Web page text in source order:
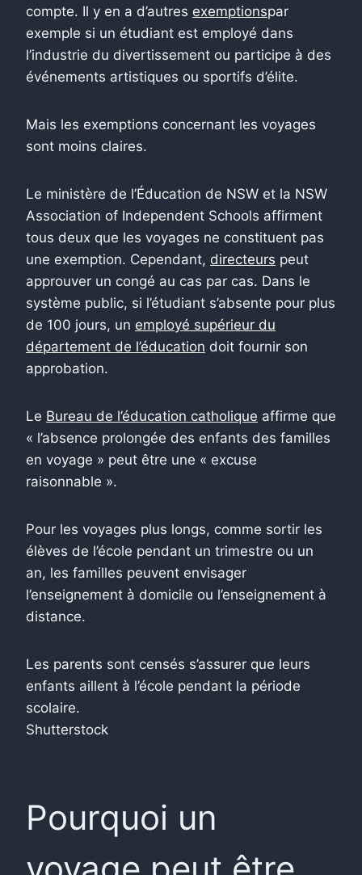
compte. Il y en a d’autres exemptionspar
exemple si un étudiant est employé dans
l’industrie du divertissement ou participe à des
événements artistiques ou sportifs d’élite.
Mais les exemptions concernant les voyages
sont moins claires.
Le ministère de l’Éducation de NSW et la NSW
Association of Independent Schools affirment
tous deux que les voyages ne constituent pas
une exemption. Cependant, directeurs peut
approuver un congé au cas par cas. Dans le
système public, si l’étudiant s’absente pour plus
de 100 jours, un employé supérieur du
département de l’éducation doit fournir son
approbation.
Le Bureau de l’éducation catholique affirme que
« l’absence prolongée des enfants des familles
en voyage » peut être une « excuse
raisonnable ».
Pour les voyages plus longs, comme sortir les
élèves de l’école pendant un trimestre ou un
an, les familles peuvent envisager
l’enseignement à domicile ou l’enseignement à
distance.
Les parents sont censés s’assurer que leurs
enfants aillent à l’école pendant la période
scolaire.
Shutterstock
Pourquoi un